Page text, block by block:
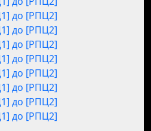
до [РПЦ2]
до [РПЦ2]
до [РПЦ2]
до [РПЦ2]
до [РПЦ2]
до [РПЦ2]
до [РПЦ2]
до [РПЦ2]